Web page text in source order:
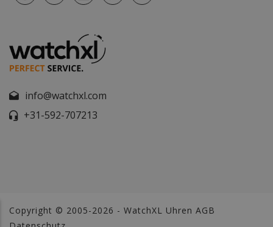
info@watchxl.com
+31-592-707213
Copyright © 2005-2026 - WatchXL Uhren AGB